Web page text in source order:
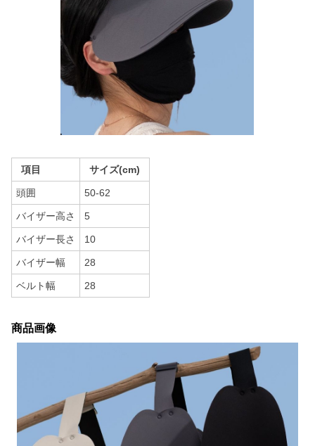
項目 サイズ(cm)
頭囲 50-62
バイザー高さ 5
バイザー長さ 10
バイザー幅 28
ベルト幅 28
商品画像